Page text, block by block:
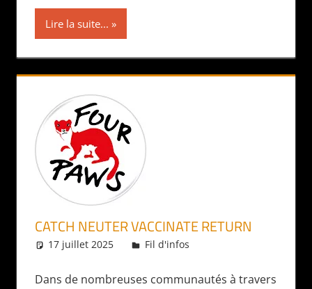
Lire la suite...
CATCH NEUTER VACCINATE RETURN
17 juillet 2025 Daniel
Fil d'infos
Dans de nombreuses communautés à travers